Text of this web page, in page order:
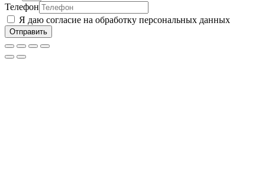
Телефон
Я даю согласие на обработку персональных данных
Отправить